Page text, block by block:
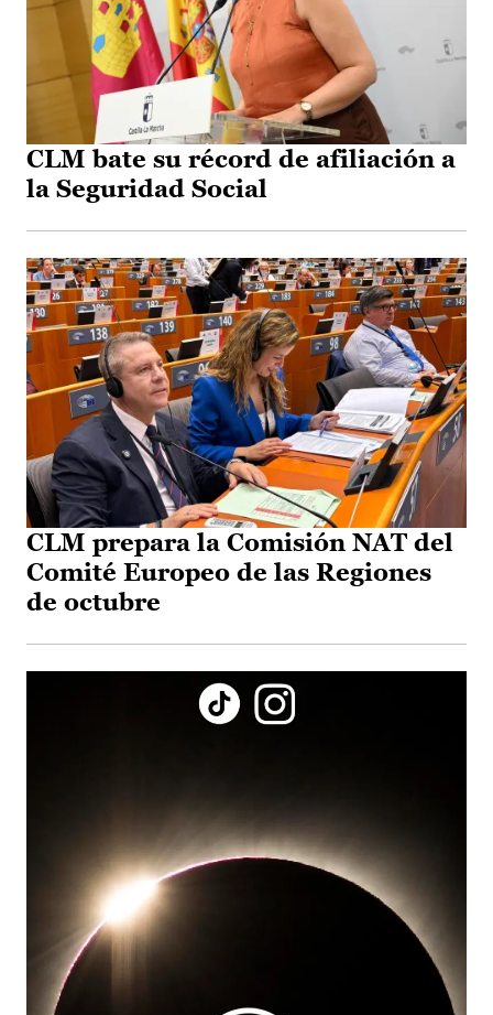
CLM bate su récord de afiliación a
la Seguridad Social
CLM prepara la Comisión NAT del
Comité Europeo de las Regiones
de octubre